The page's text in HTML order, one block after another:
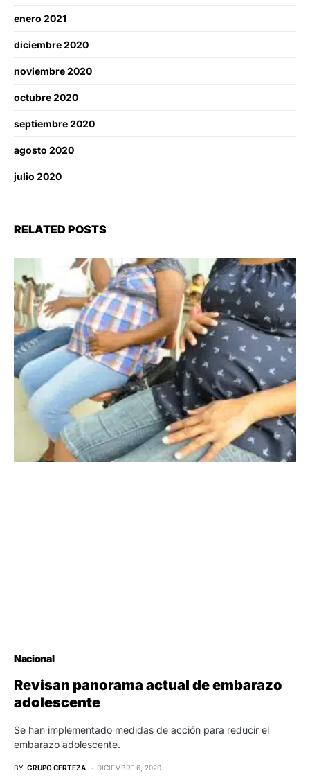
enero 2021
diciembre 2020
noviembre 2020
octubre 2020
septiembre 2020
agosto 2020
julio 2020
RELATED POSTS
Nacional
Revisan panorama actual de embarazo
adolescente
Se han implementado medidas de acción para reducir el
embarazo adolescente.
BY GRUPO CERTEZA DICIEMBRE 6, 2020